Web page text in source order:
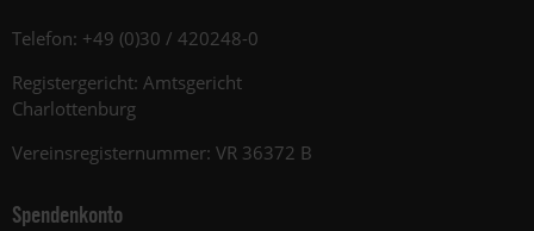
Telefon: +49 (0)30 / 420248-0
Registergericht: Amtsgericht
Charlottenburg
Vereinsregisternummer: VR 36372 B
Spendenkonto